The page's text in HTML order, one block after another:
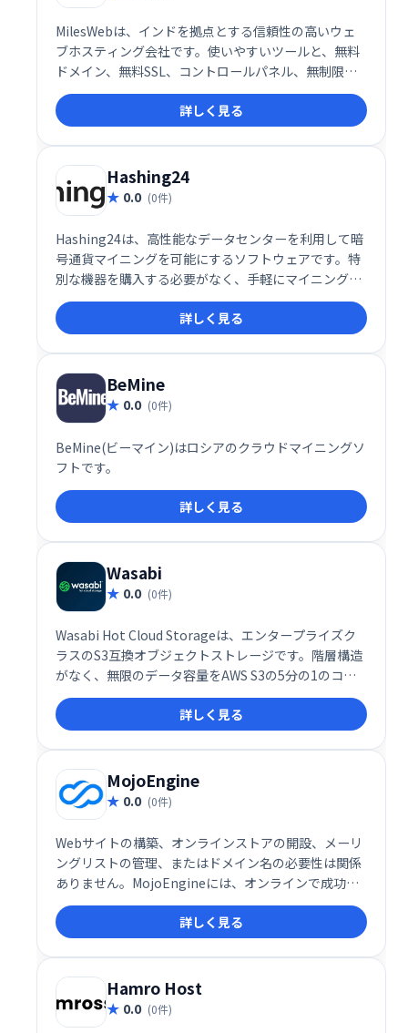
MilesWebは、インドを拠点とする信頼性の高いウェ
ブホスティング会社です。使いやすいツールと、無料
ドメイン、無料SSL、コントロールパネル、無制限の
ストレージ/帯域幅を提供し、最高のホスティング体験
を実現します。競争力のある価格で、機能満載のサー
ビスを展開しています。今すぐ始めましょう！
詳しく見る
Hashing24
0.0 (0件)
Hashing24は、高性能なデータセンターを利用して暗
号通貨マイニングを可能にするソフトウェアです。特
別な機器を購入する必要がなく、手軽にマイニングを
始められます。獲得したマイニングコインは自動的に
アカウントに反映されます。効率的なマイニングで、
暗号通貨資産の構築をサポートします。
詳しく見る
BeMine
0.0 (0件)
BeMine(ビーマイン)はロシアのクラウドマイニングソ
フトです。
詳しく見る
Wasabi
0.0 (0件)
Wasabi Hot Cloud Storageは、エンタープライズク
ラスのS3互換オブジェクトストレージです。階層構造
がなく、無限のデータ容量をAWS S3の5分の1のコス
トで提供します。高速なアクセスと高い信頼性を備
え、データのバックアップ、ディザスタリカバリ、ア
ーカイブなどに最適です。ビジネスの成長を支援す
る、コストパフォーマンスに優れたクラウドストレー
ジをお探しなら、Wasabiをご検討ください。
詳しく見る
MojoEngine
0.0 (0件)
Webサイトの構築、オンラインストアの開設、メーリ
ングリストの管理、またはドメイン名の必要性は関係
ありません。MojoEngineには、オンラインで成功す
るために必要なすべてのものが揃っています。
詳しく見る
Hamro Host
0.0 (0件)